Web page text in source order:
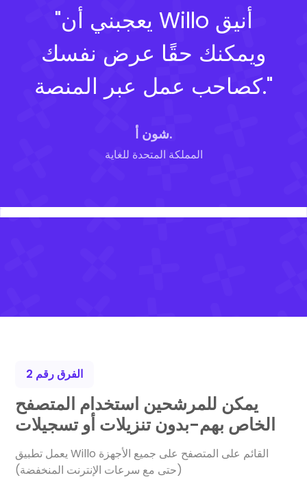
"يعجبني أن Willo أنيق
ويمكنك حقًا عرض نفسك
كصاحب عمل عبر المنصة."
شون أ.
المملكة المتحدة للغاية
الفرق رقم 2
يمكن للمرشحين استخدام المتصفح
الخاص بهم-بدون تنزيلات أو تسجيلات
يعمل تطبيق Willo القائم على المتصفح على جميع الأجهزة
(حتى مع سرعات الإنترنت المنخفضة)